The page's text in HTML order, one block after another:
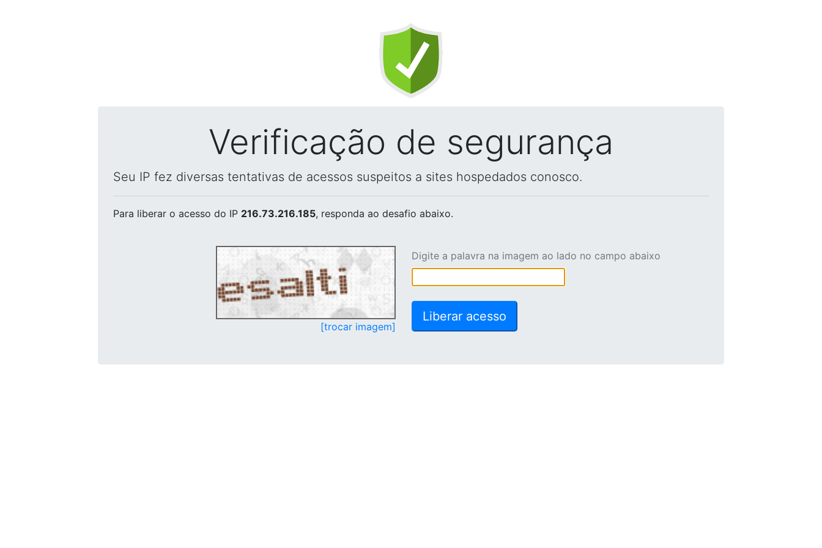
Verificação de segurança
Seu IP fez diversas tentativas de acessos suspeitos a sites hospedados conosco.
Para liberar o acesso do IP 216.73.216.185, responda ao desafio abaixo.
[trocar imagem]
Digite a palavra na imagem ao lado no campo abaixo